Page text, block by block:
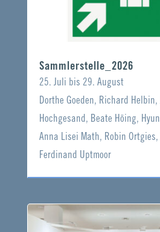
Sammlerstelle_2026
25. Juli bis 29. August
Dorthe Goeden, Richard Helbin,
Hochgesand, Beate Höing,
Anna Lisei Math, Robin
Ferdinand Uptmoor